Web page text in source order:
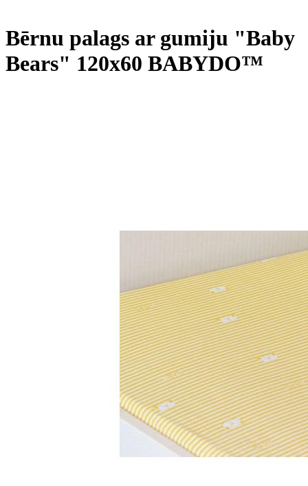
Bērnu palags ar gumiju "Baby
Bears" 120x60 BABYDO™